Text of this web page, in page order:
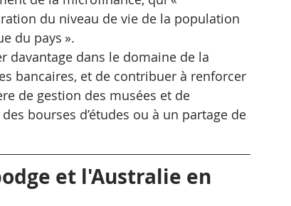
du niveau de vie de la population
du pays ».
davantage dans le domaine de la
bancaires, et de contribuer à renforcer
de gestion des musées et de
bourses d’études ou à un partage de
et l'Australie en